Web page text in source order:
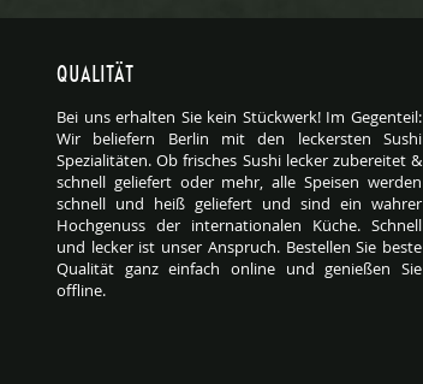
QUALITÄT
Bei uns erhalten Sie kein Stückwerk! Im Gegenteil:
Wir beliefern Berlin mit den leckersten Sushi
Spezialitäten. Ob frisches Sushi lecker zubereitet &
schnell geliefert oder mehr, alle Speisen werden
schnell und heiß geliefert und sind ein wahrer
Hochgenuss der internationalen Küche. Schnell
und lecker ist unser Anspruch. Bestellen Sie beste
Qualität ganz einfach online und genießen Sie
offline.